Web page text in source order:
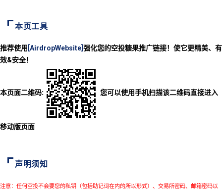
本页工具
推荐使用 [AirdropWebsite] 强化您的空投糖果推广链接！使它更精美、有
效&安全！
本页面二维码: 您可以使用手机扫描该二维码直接进入
移动版页面
声明须知
注意：任何空投不会要您的私钥（包括助记词在内的所以形式）、交易所密码、邮箱密码以